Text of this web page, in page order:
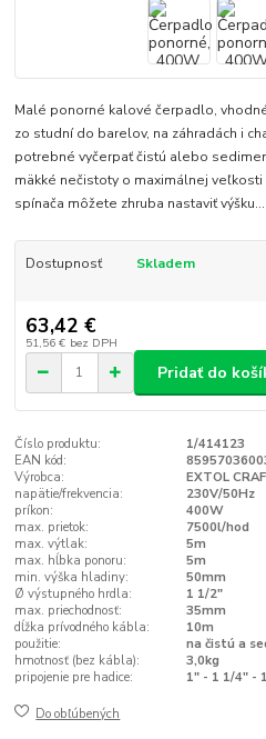
Malé ponorné kalové čerpadlo,
zo studní do barelov, na záhradách i
potrebné vyčerpať čistú alebo
mäkké nečistoty o maximálnej
spínača môžete zhruba nastaviť výšku...
Dostupnosť Skladem
63,42 €
51,56 € bez DPH
Pridať do
Číslo produktu:
1/414123
EAN kód:
Výrobca:
EXTOL
napätie/frekvencia:
230V/50Hz
príkon:
400W
max. prietok:
7500l/hod
max. výtlak:
5m
max. hĺbka ponoru:
5m
min. výška hladiny:
50mm
Ø výstupného hrdla:
1 1/2"
max. priechodnosť:
35mm
dĺžka prívodného kábla:
10m
použitie:
na čistú a
hmotnosť (bez kábla):
3,0kg
pripojenie pre hadice:
1" - 1 1/4" -
Do obľúbených